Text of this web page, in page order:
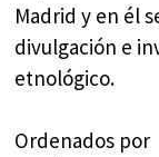
Madrid y en él
divulgación e
etnológico.
Ordenados por